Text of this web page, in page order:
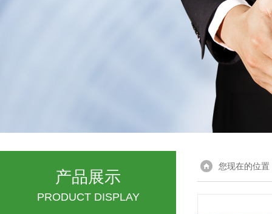
产品展示
PRODUCT DISPLAY
您现在的位置